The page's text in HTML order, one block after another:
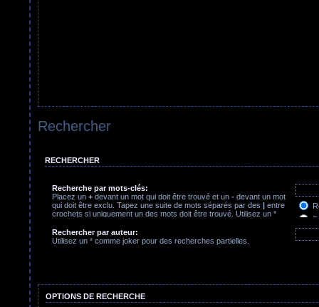
Rechercher
RECHERCHER
Recherche par mots-clés:
Placez un +devant un mot qui doit être trouvé et un -devant un mot
qui doit être exclu. Tapez une suite de mots séparés par des |entre
crochets si uniquement un des mots doit être trouvé. Utilisez un *
Rechercher par auteur:
Utilisez un * comme joker pour des recherches partielles.
OPTIONS DE RECHERCHE